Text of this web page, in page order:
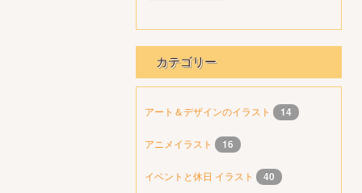
カテゴリー
アート＆デザインのイラスト 14
アニメイラスト 16
イベントと休日 イラスト 40